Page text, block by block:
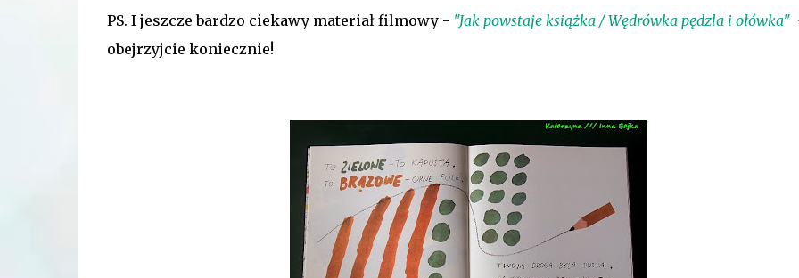
PS. I jeszcze bardzo ciekawy materiał filmowy - "Jak powstaje książka / Wędrówka pędzla i ołówka"
obejrzyjcie koniecznie!